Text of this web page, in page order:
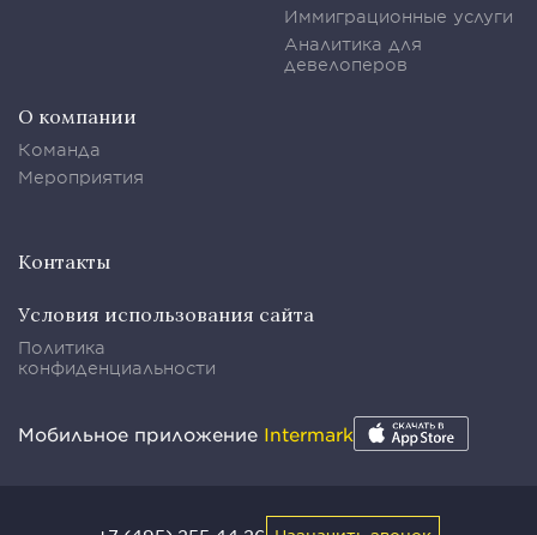
Иммиграционные услуги
Аналитика для
девелоперов
О компании
Команда
Мероприятия
Контакты
Условия использования сайта
Политика
конфиденциальности
Мобильное приложение Intermark